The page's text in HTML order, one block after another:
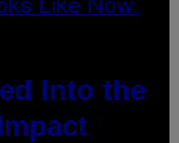
Into the